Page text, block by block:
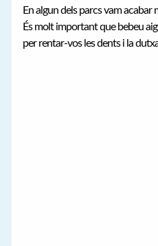
En algun dels parcs vam
És molt important que bebeu
per rentar-vos les dents i la